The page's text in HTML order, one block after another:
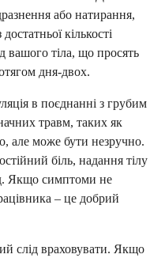
або натирання,
кількості
вашого тіла, що просять
дня-двох.
в поєднанні з грубим
травм, таких як
але може бути незручно.
біль, надання тілу
Якщо симптоми не
– це добрий
слід враховувати. Якщо